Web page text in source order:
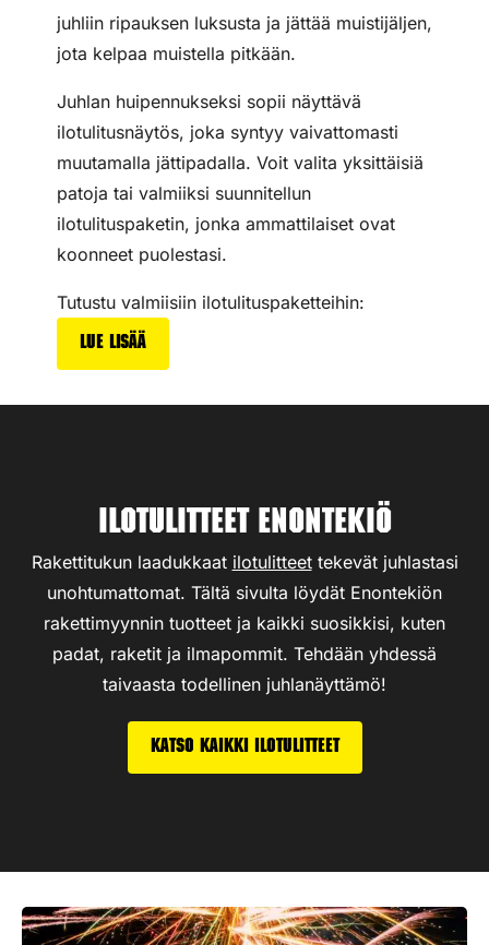
juhliin ripauksen luksusta ja jättää muistijäljen,
jota kelpaa muistella pitkään.
Juhlan huipennukseksi sopii näyttävä
ilotulitusnäytös, joka syntyy vaivattomasti
muutamalla jättipadalla. Voit valita yksittäisiä
patoja tai valmiiksi suunnitellun
ilotulituspaketin, jonka ammattilaiset ovat
koonneet puolestasi.
Tutustu valmiisiin ilotulituspaketteihin:
Lue lisää
Ilotulitteet Enontekiö
Rakettitukun laadukkaat ilotulitteettekevät juhlastasi
unohtumattomat. Tältä sivulta löydät Enontekiön
rakettimyynnin tuotteet ja kaikki suosikkisi, kuten
padat, raketit ja ilmapommit. Tehdään yhdessä
taivaasta todellinen juhlanäyttämö!
Katso kaikki ilotulitteet